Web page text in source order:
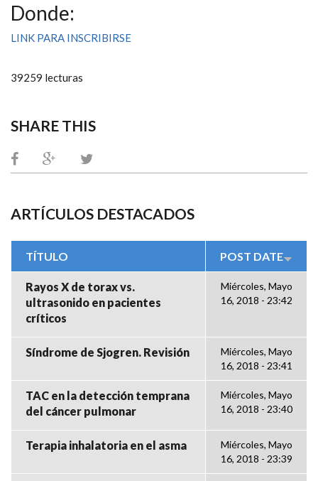
Donde:
LINK PARA INSCRIBIRSE
39259 lecturas
SHARE THIS
ARTÍCULOS DESTACADOS
TÍTULO POST DATE
Rayos X de torax vs.
ultrasonido en pacientes
críticos
Miércoles, Mayo
16, 2018 - 23:42
Síndrome de Sjogren. Revisión
Miércoles, Mayo
16, 2018 - 23:41
TAC en la detección temprana
del cáncer pulmonar
Miércoles, Mayo
16, 2018 - 23:40
Terapia inhalatoria en el asma
Miércoles, Mayo
16, 2018 - 23:39